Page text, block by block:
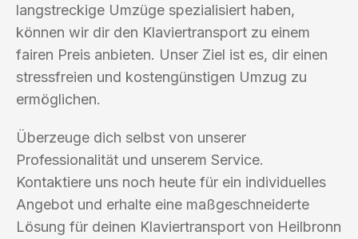
langstreckige Umzüge spezialisiert haben,
können wir dir den Klaviertransport zu einem
fairen Preis anbieten. Unser Ziel ist es, dir einen
stressfreien und kostengünstigen Umzug zu
ermöglichen.
Überzeuge dich selbst von unserer
Professionalität und unserem Service.
Kontaktiere uns noch heute für ein individuelles
Angebot und erhalte eine maßgeschneiderte
Lösung für deinen Klaviertransport von Heilbronn